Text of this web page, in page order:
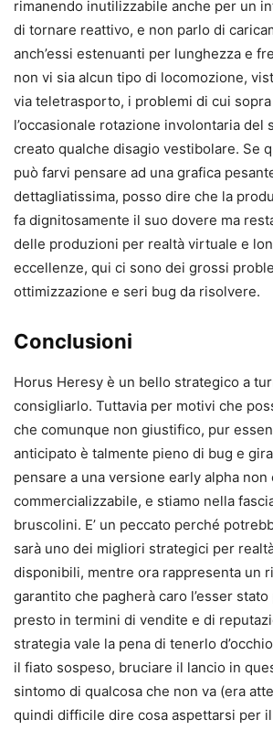
rimanendo inutilizzabile anche per un
di tornare reattivo, e non parlo di
anch’essi estenuanti per lunghezza e
non vi sia alcun tipo di locomozione,
via teletrasporto, i problemi di cui
l’occasionale rotazione involontaria del
creato qualche disagio vestibolare. Se
può farvi pensare ad una grafica
dettagliatissima, posso dire che la
fa dignitosamente il suo dovere ma
delle produzioni per realtà virtuale e
eccellenze, qui ci sono dei grossi
ottimizzazione e seri bug da risolvere.
Conclusioni
Horus Heresy è un bello strategico a
consigliarlo. Tuttavia per motivi che
che comunque non giustifico, pur
anticipato è talmente pieno di bug e
pensare a una versione early alpha
commercializzabile, e stiamo nella
bruscolini. E’ un peccato perché
sarà uno dei migliori strategici per
disponibili, mentre ora rappresenta un
garantito che pagherà caro l’esser
presto in termini di vendite e di
strategia vale la pena di tenerlo
il fiato sospeso, bruciare il lancio in
sintomo di qualcosa che non va (era
quindi difficile dire cosa aspettarsi per